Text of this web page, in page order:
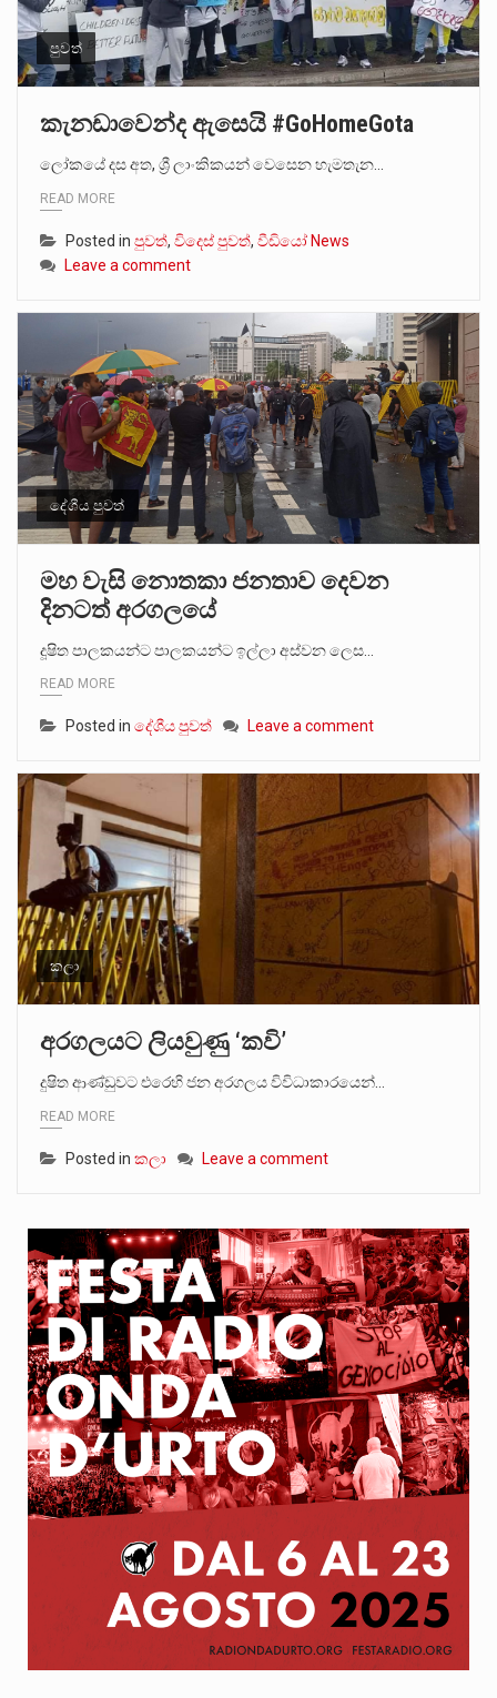
පුවත්
කැනඩාවෙන්ද ඇසෙයි #GoHomeGota
ලෝකයේ දස අත, ශ්‍රී ලාංකිකයන් වෙසෙන හැමතැන…
READ MORE
Posted in පුවත්, විදෙස් පුවත්, වීඩියෝ News
Leave a comment
දේශීය පුවත්
මහ වැසි නොතකා ජනතාව දෙවන
දිනටත් අරගලයේ
දූෂිත පාලකයන්ට පාලකයන්ට ඉල්ලා අස්වන ලෙස…
READ MORE
Posted in දේශීය පුවත් Leave a comment
කලා
අරගලයට ලියවුණු ‘කවි’
දුෂිත ආණ්ඩුවට එරෙහි ජන අරගලය විවිධාකාරයෙන්…
READ MORE
Posted in කලා Leave a comment